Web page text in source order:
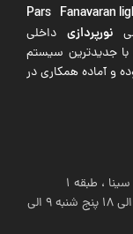
Pars Fanavaran
نورپردازی داخلی
با جدیدترین سیستم
و آماده همکاری در
ساعت کاری شیراز: شنبه تا چهارشنبه از ساعت 9 الی 18 پنج شنبه 9 الی